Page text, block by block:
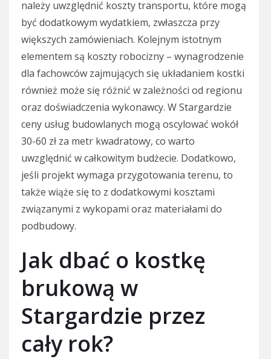
należy uwzględnić koszty transportu, które mogą
być dodatkowym wydatkiem, zwłaszcza przy
większych zamówieniach. Kolejnym istotnym
elementem są koszty robocizny – wynagrodzenie
dla fachowców zajmujących się układaniem kostki
również może się różnić w zależności od regionu
oraz doświadczenia wykonawcy. W Stargardzie
ceny usług budowlanych mogą oscylować wokół
30-60 zł za metr kwadratowy, co warto
uwzględnić w całkowitym budżecie. Dodatkowo,
jeśli projekt wymaga przygotowania terenu, to
także wiąże się to z dodatkowymi kosztami
związanymi z wykopami oraz materiałami do
podbudowy.
Jak dbać o kostkę
brukową w
Stargardzie przez
cały rok?